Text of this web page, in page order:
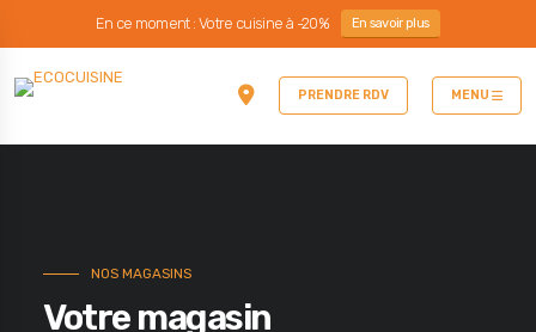
En ce moment : Votre cuisine à -20% En savoir plus
PRENDRE RDV MENU
NOS MAGASINS
Votre magasin